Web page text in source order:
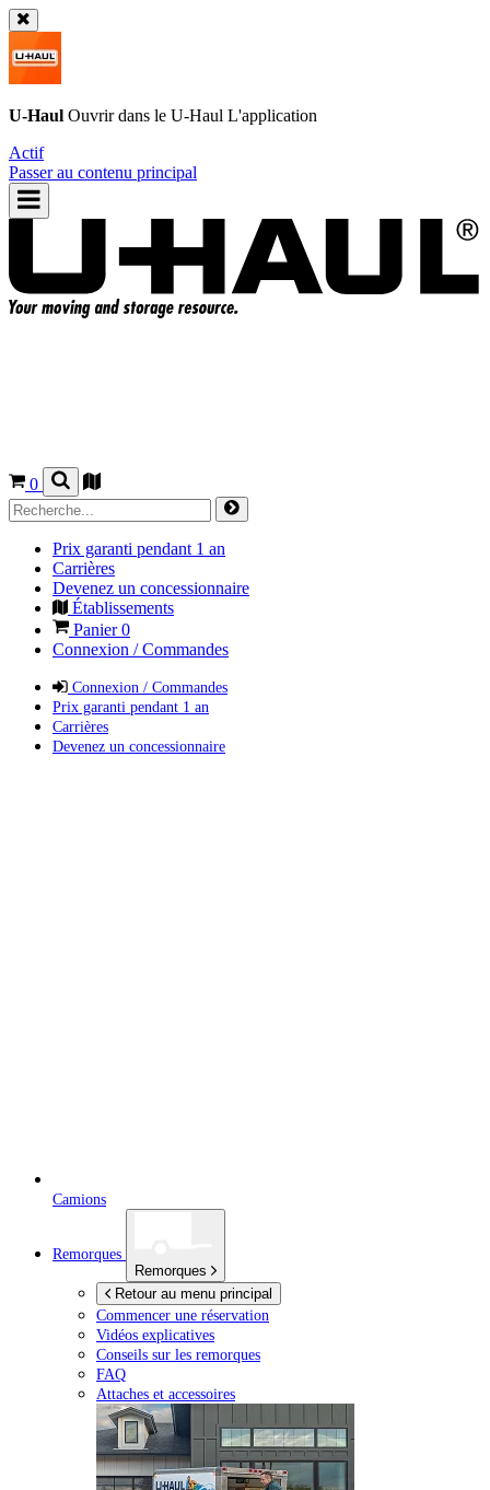
U-Haul Ouvrir dans le U-Haul L'application
Actif
Passer au contenu principal
0
Prix garanti pendant 1 an
Carrières
Devenez un concessionnaire
Établissements
Panier0
Connexion / Commandes
Connexion / Commandes
Prix garanti pendant 1 an
Carrières
Devenez un concessionnaire
Camions
Remorques
Remorques
Retour au menu principal
Commencer une réservation
Vidéos explicatives
Conseils sur les remorques
FAQ
Attaches et accessoires